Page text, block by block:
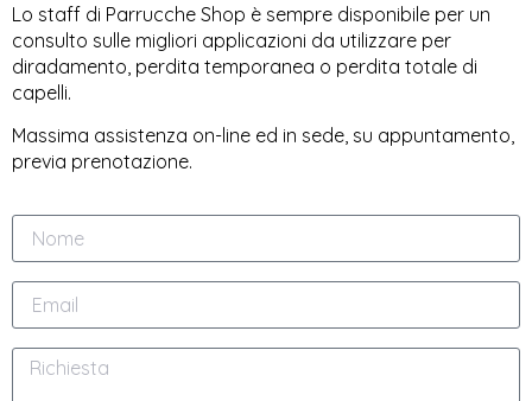
Lo staff di Parrucche Shop è sempre disponibile per un
consulto sulle migliori applicazioni da utilizzare per
diradamento, perdita temporanea o perdita totale di
capelli.
Massima assistenza on-line ed in sede, su appuntamento,
previa prenotazione.